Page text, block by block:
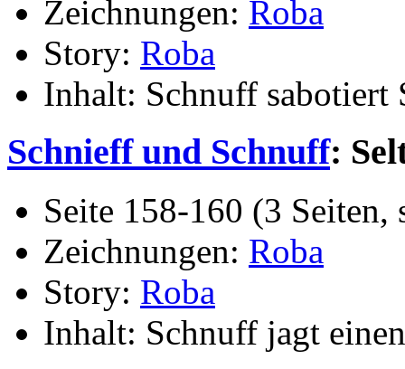
Zeichnungen: Roba
Story: Roba
Inhalt: Schnuff sabotiert
Schnieff und Schnuff:
Seite 158-160 (3 Seiten,
Zeichnungen: Roba
Story: Roba
Inhalt: Schnuff jagt